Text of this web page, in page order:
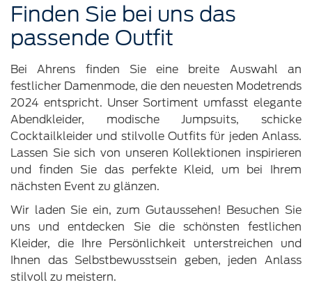
Finden Sie bei uns das
passende Outfit
Bei Ahrens finden Sie eine breite Auswahl an
festlicher Damenmode, die den neuesten Modetrends
2024 entspricht. Unser Sortiment umfasst elegante
Abendkleider, modische Jumpsuits, schicke
Cocktailkleider und stilvolle Outfits für jeden Anlass.
Lassen Sie sich von unseren Kollektionen inspirieren
und finden Sie das perfekte Kleid, um bei Ihrem
nächsten Event zu glänzen.
Wir laden Sie ein, zum Gutaussehen! Besuchen Sie
uns und entdecken Sie die schönsten festlichen
Kleider, die Ihre Persönlichkeit unterstreichen und
Ihnen das Selbstbewusstsein geben, jeden Anlass
stilvoll zu meistern.